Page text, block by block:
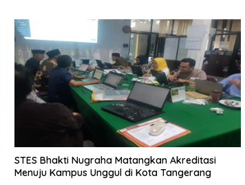
STES Bhakti Nugraha Matangkan Akreditasi
Menuju Kampus Unggul di Kota Tangerang